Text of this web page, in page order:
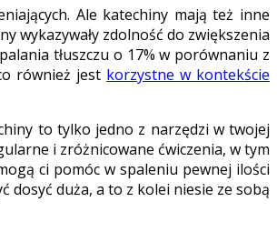
Ale katechiny mają też inne
wykazywały zdolność do zwiększenia
tłuszczu o 17% w porównaniu z
również jest korzystne w kontekście
to tylko jedno z narzędzi w twojej
i zróżnicowane ćwiczenia, w tym
ci pomóc w spaleniu pewnej ilości
dosyć duża, a to z kolei niesie ze sobą